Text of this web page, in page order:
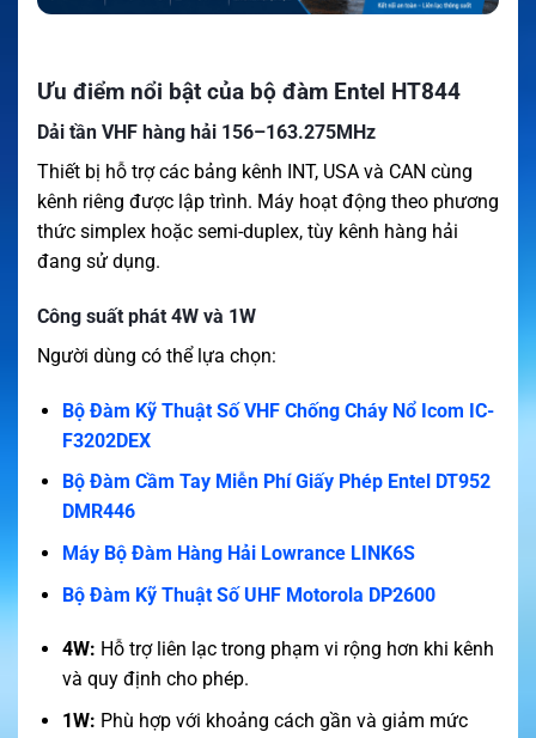
Ưu điểm nổi bật của bộ đàm Entel HT844
Dải tần VHF hàng hải 156–163.275MHz
Thiết bị hỗ trợ các bảng kênh INT, USA và CAN cùng
kênh riêng được lập trình. Máy hoạt động theo phương
thức simplex hoặc semi-duplex, tùy kênh hàng hải
đang sử dụng.
Công suất phát 4W và 1W
Người dùng có thể lựa chọn:
Bộ Đàm Kỹ Thuật Số VHF Chống Cháy Nổ Icom IC-
F3202DEX
Bộ Đàm Cầm Tay Miễn Phí Giấy Phép Entel DT952
DMR446
Máy Bộ Đàm Hàng Hải Lowrance LINK6S
Bộ Đàm Kỹ Thuật Số UHF Motorola DP2600
4W: Hỗ trợ liên lạc trong phạm vi rộng hơn khi kênh
và quy định cho phép.
1W: Phù hợp với khoảng cách gần và giảm mức